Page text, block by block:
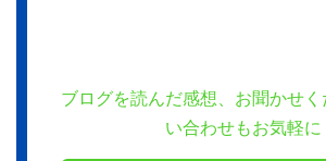
ブログを読んだ感想、お聞かせ
い合わせもお気軽に